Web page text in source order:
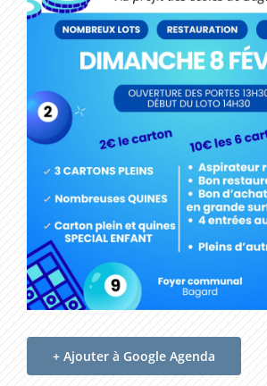
+ Ajouter à Google Agenda